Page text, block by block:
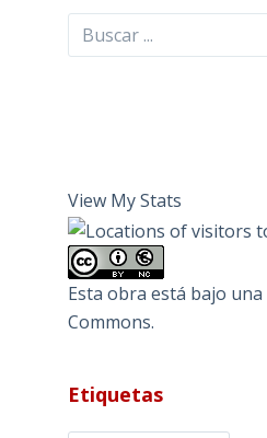
Buscar
View My Stats
Esta obra está bajo una
Commons.
Etiquetas